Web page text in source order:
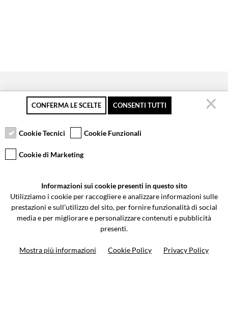
Pagamento sicuro
Resi gratuiti fino a 30
Servizio clienti
Via Galileo Galilei 5 | Verano Brianza (MB) 20843 | ITALY
0362-805407-info@valtermoto.com
CONFERMA LE SCELTE CONSENTI TUTTI
Cookie Tecnici Cookie Funzionali
Cookie di Marketing
Informazioni sui cookie presenti in questo sito
Utilizziamo i cookie per raccogliere e analizzare informazioni sulle
prestazioni e sull'utilizzo del sito, per fornire funzionalità di social
media e per migliorare e personalizzare contenuti e pubblicità
presenti.
Mostra più informazioni Cookie Policy Privacy Policy